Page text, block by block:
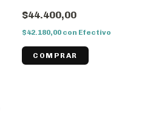
$44.400,00
$42.180,00 con Efectivo
COMPRAR